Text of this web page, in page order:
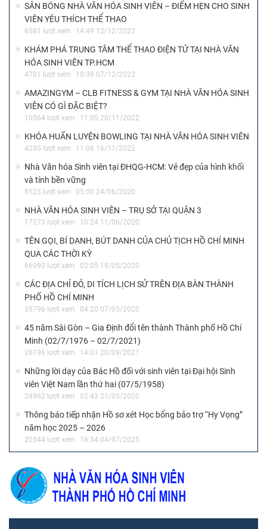
SÂN BÓNG NHÀ VĂN HÓA SINH VIÊN – ĐIỂM HẸN CHO SINH
VIÊN YÊU THÍCH THỂ THAO
6581 lượt xem 14:49 12/12/2022
KHÁM PHÁ TRUNG TÂM THỂ THAO ĐIỆN TỬ TẠI NHÀ VĂN
HÓA SINH VIÊN TP.HCM
4701 lượt xem 10:39 07/12/2022
AMAZINGYM – CLB FITNESS & GYM TẠI NHÀ VĂN HÓA SINH
VIÊN CÓ GÌ ĐẶC BIỆT?
10564 lượt xem 11:05 20/11/2022
KHÓA HUẤN LUYỆN BOWLING TẠI NHÀ VĂN HÓA SINH VIÊN
4285 lượt xem 11:06 16/11/2022
Nhà Văn hóa Sinh viên tại ĐHQG-HCM: Vẻ đẹp của hình khối
và tính bền vững
8123 lượt xem 05:00 24/06/2020
NHÀ VĂN HÓA SINH VIÊN – TRỤ SỞ TẠI QUẬN 3
17273 lượt xem 10:24 11/06/2020
TÊN GỌI, BÍ DANH, BÚT DANH CỦA CHỦ TỊCH HỒ CHÍ MINH
QUA CÁC THỜI KỲ
66990 lượt xem 02:05 18/05/2020
CÁC ĐỊA CHỈ ĐỎ, DI TÍCH LỊCH SỬ TRÊN ĐỊA BÀN THÀNH
PHỐ HỒ CHÍ MINH
35796 lượt xem 04:20 07/05/2020
45 năm Sài Gòn – Gia Định đổi tên thành Thành phố Hồ Chí
Minh (02/7/1976 – 02/7/2021)
26196 lượt xem 14:01 20/09/2021
Những lời dạy của Bác Hồ đối với sinh viên tại Đại hội Sinh
viên Việt Nam lần thứ hai (07/5/1958)
24962 lượt xem 02:43 21/05/2020
Thông báo tiếp nhận Hồ sơ xét Học bổng bảo trợ “Hy Vọng”
năm học 2025 – 2026
20544 lượt xem 16:54 04/07/2025